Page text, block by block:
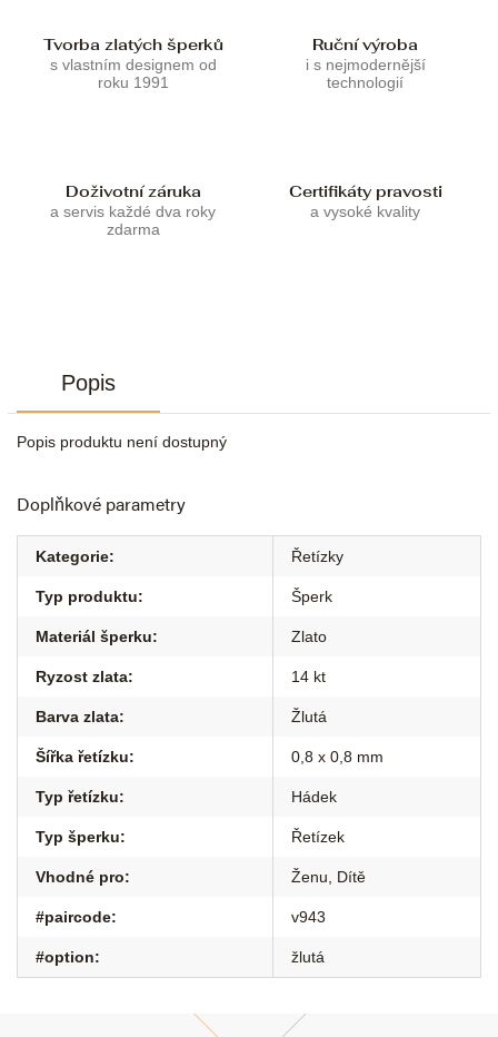
Tvorba zlatých šperků
s vlastním designem od
roku 1991
Ruční výroba
i s nejmodernější
technologií
Doživotní záruka
a servis každé dva roky
zdarma
Certifikáty pravosti
a vysoké kvality
Popis
Popis produktu není dostupný
Doplňkové parametry
Kategorie: Řetízky
Typ produktu: Šperk
Materiál šperku: Zlato
Ryzost zlata: 14 kt
Barva zlata: Žlutá
Šířka řetízku: 0,8 x 0,8 mm
Typ řetízku: Hádek
Typ šperku: Řetízek
Vhodné pro: Ženu Dítě
#paircode: v943
#option: žlutá